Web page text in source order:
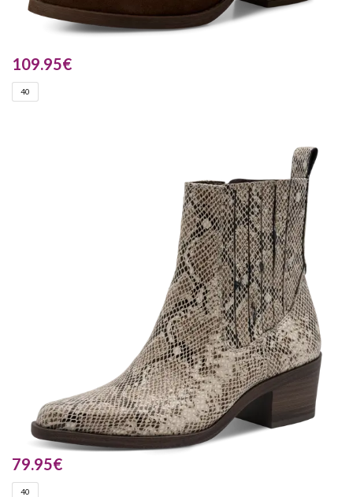
109.95€
40
79.95€
40